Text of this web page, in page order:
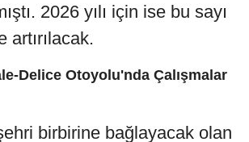
2026 yılı için ise bu sayı
artırılacak.
Delice Otoyolu'nda Çalışmalar
birbirine bağlayacak olan